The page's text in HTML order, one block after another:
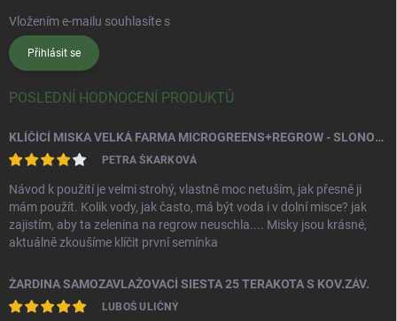
Vložením e-mailu souhlasíte s
Přihlásit se
POSLEDNÍ HODNOCENÍ PRODUKTŮ
KLÍČÍCÍ MISKA VELKÁ FARMA MICROGREENS+REGROW - SLONOVÁ KOST
PETRA ŠKARKOVÁ
Návod k použití je velmi strohý, vlastně moc netuším, jak přesně ji
mám použít. Kolik vody, jak často, má být voda i v dolní misce? jak
zajistím, aby ta zelenina na regrow neuschla.... Misky jsou krásné,
aktuálně zkoušíme klíčit první semínka
ŽARDINA SAMOZAVLAŽOVACÍ SIESTA 25 TERAKOTA S KOV.ZÁV.
LUBOŠ ULIČNÝ